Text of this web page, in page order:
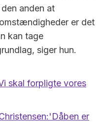
anden at
er det
kan tage
siger hun.
skal forpligte vores
er